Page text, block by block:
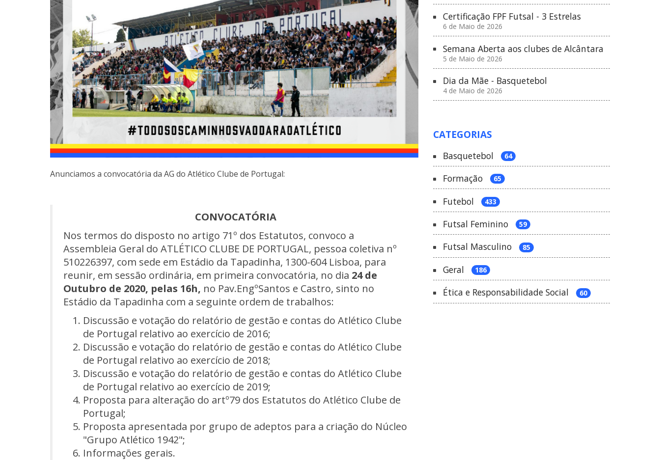
Anunciamos a convocatória da AG do Atlético Clube de Portugal:
CONVOCATÓRIA
Nos termos do disposto no artigo 71º dos Estatutos, convoco a
Assembleia Geral do ATLÉTICO CLUBE DE PORTUGAL, pessoa coletiva nº
510226397, com sede em Estádio da Tapadinha, 1300-604 Lisboa, para
reunir, em sessão ordinária, em primeira convocatória, no dia 24 de
Outubro de 2020, pelas 16h, no Pav.EngºSantos e Castro, sinto no
Estádio da Tapadinha com a seguinte ordem de trabalhos:
Discussão e votação do relatório de gestão e contas do Atlético Clube
de Portugal relativo ao exercício de 2016;
Discussão e votação do relatório de gestão e contas do Atlético Clube
de Portugal relativo ao exercício de 2018;
Discussão e votação do relatório de gestão e contas do Atlético Clube
de Portugal relativo ao exercício de 2019;
Proposta para alteração do artº79 dos Estatutos do Atlético Clube de
Portugal;
Proposta apresentada por grupo de adeptos para a criação do Núcleo
"Grupo Atlético 1942";
Informações gerais.
Certificação FPF Futsal - 3 Estrelas
6 de Maio de 2026
Semana Aberta aos clubes de Alcântara
5 de Maio de 2026
Dia da Mãe - Basquetebol
4 de Maio de 2026
CATEGORIAS
Basquetebol 64
Formação 65
Futebol 433
Futsal Feminino 59
Futsal Masculino 85
Geral 186
Ética e Responsabilidade Social 60